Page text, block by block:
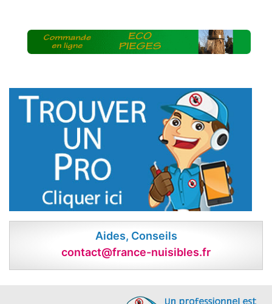
Aides, Conseils
contact@france-nuisibles.fr